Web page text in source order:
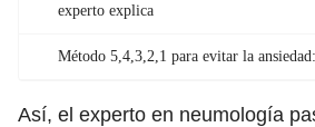
experto explica
Método 5,4,3,2,1 para evitar la
Así, el experto en neumología